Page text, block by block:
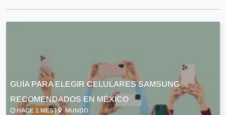
GUÍA PARA ELEGIR CELULARES SAMSUNG
RECOMENDADOS EN MÉXICO
HACE 1 MES | MUNDO